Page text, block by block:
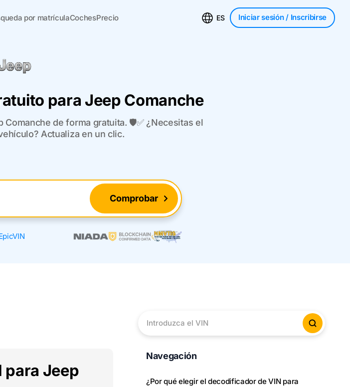
por matrículaCochesPrecio ES Iniciar sesión/ Inscribirse
para Jeep Comanche
de forma gratuita. 🛡️✅ ¿Necesitas el
Actualiza en un clic.
Comprobar
para Jeep
Introduzca el VIN Verificar
Navegación
¿Por qué elegir el decodificador de VIN para